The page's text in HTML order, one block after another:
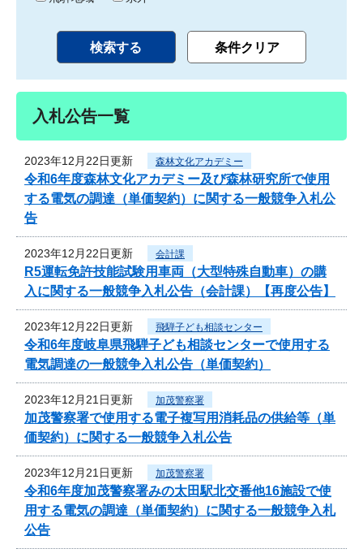
入札公告一覧
2023年12月22日更新 森林文化アカデミー
令和6年度森林文化アカデミー及び森林研究所で使用
する電気の調達（単価契約）に関する一般競争入札公
告
2023年12月22日更新 会計課
R5運転免許技能試験用車両（大型特殊自動車）の購
入に関する一般競争入札公告（会計課）【再度公告】
2023年12月22日更新 飛騨子ども相談センター
令和6年度岐阜県飛騨子ども相談センターで使用する
電気調達の一般競争入札公告（単価契約）
2023年12月21日更新 加茂警察署
加茂警察署で使用する電子複写用消耗品の供給等（単
価契約）に関する一般競争入札公告
2023年12月21日更新 加茂警察署
令和6年度加茂警察署みの太田駅北交番他16施設で使
用する電気の調達（単価契約）に関する一般競争入札
公告